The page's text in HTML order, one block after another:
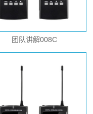
团队讲解008C